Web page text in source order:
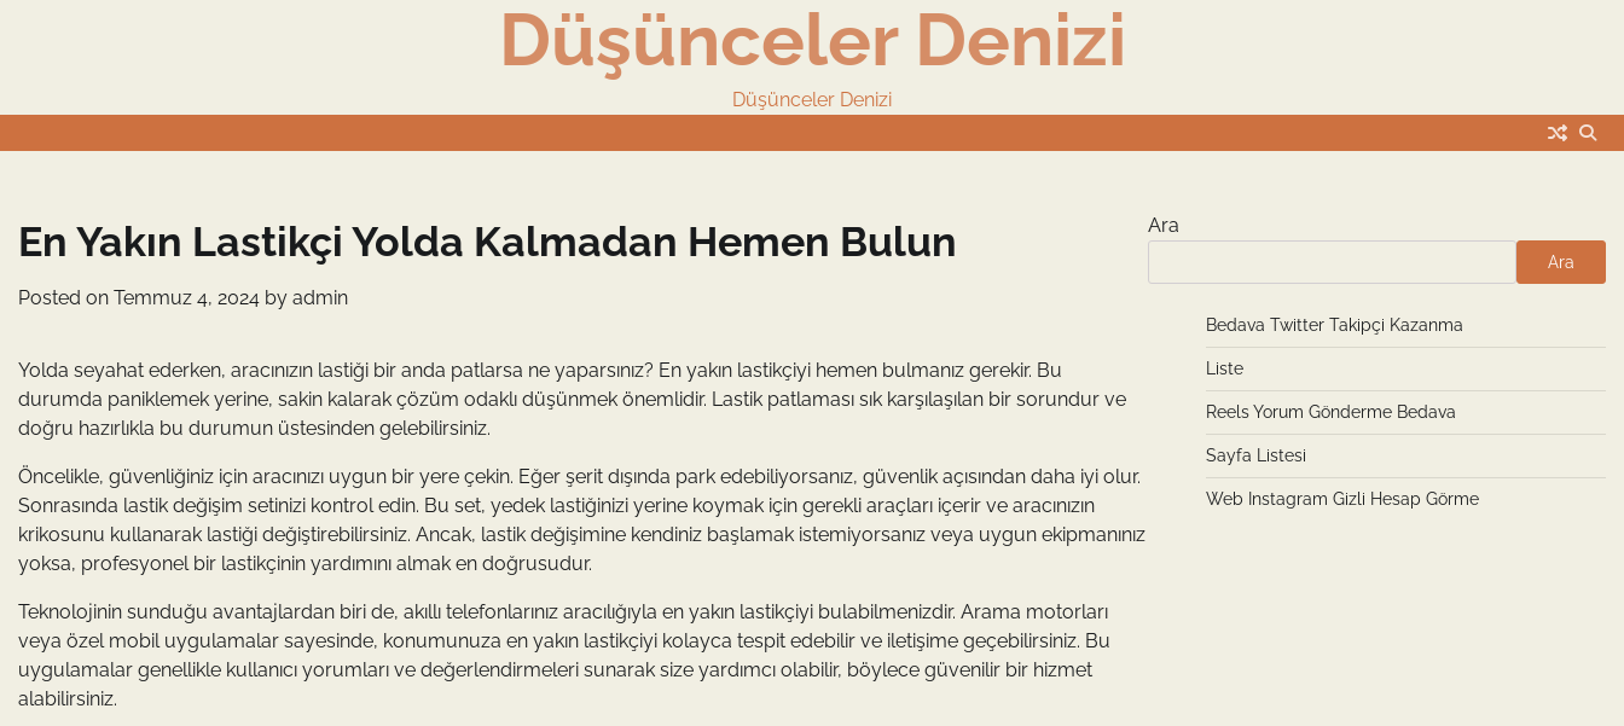
Düşünceler Denizi
Düşünceler Denizi
En Yakın Lastikçi Yolda Kalmadan Hemen Bulun
Posted on Temmuz 4, 2024 by admin
Yolda seyahat ederken, aracınızın lastiği bir anda patlarsa ne yaparsınız? En yakın lastikçiyi hemen bulmanız gerekir. Bu
durumda paniklemek yerine, sakin kalarak çözüm odaklı düşünmek önemlidir. Lastik patlaması sık karşılaşılan bir sorundur ve
doğru hazırlıkla bu durumun üstesinden gelebilirsiniz.
Öncelikle, güvenliğiniz için aracınızı uygun bir yere çekin. Eğer şerit dışında park edebiliyorsanız, güvenlik açısından daha iyi olur.
Sonrasında lastik değişim setinizi kontrol edin. Bu set, yedek lastiğinizi yerine koymak için gerekli araçları içerir ve aracınızın
krikosunu kullanarak lastiği değiştirebilirsiniz. Ancak, lastik değişimine kendiniz başlamak istemiyorsanız veya uygun ekipmanınız
yoksa, profesyonel bir lastikçinin yardımını almak en doğrusudur.
Teknolojinin sunduğu avantajlardan biri de, akıllı telefonlarınız aracılığıyla en yakın lastikçiyi bulabilmenizdir. Arama motorları
veya özel mobil uygulamalar sayesinde, konumunuza en yakın lastikçiyi kolayca tespit edebilir ve iletişime geçebilirsiniz. Bu
uygulamalar genellikle kullanıcı yorumları ve değerlendirmeleri sunarak size yardımcı olabilir, böylece güvenilir bir hizmet
alabilirsiniz.
Ara
Ara
Bedava Twitter Takipçi Kazanma
Liste
Reels Yorum Gönderme Bedava
Sayfa Listesi
Web Instagram Gizli Hesap Görme